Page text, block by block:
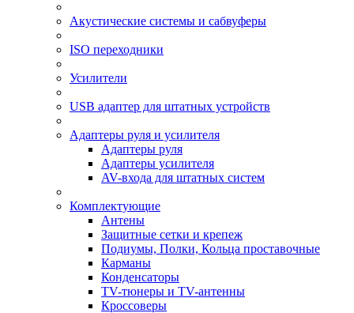
Акустические системы и сабвуферы
ISO переходники
Усилители
USB адаптер для штатных устройств
Адаптеры руля и усилителя
Адаптеры руля
Адаптеры усилителя
AV-входа для штатных систем
Комплектующие
Антены
Защитные сетки и крепеж
Подиумы, Полки, Кольца проставочные
Карманы
Конденсаторы
TV-тюнеры и TV-антенны
Кроссоверы